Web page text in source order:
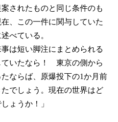
されたものと同じ条件のも
、この一件に関与していた
べている。
は短い脚注にまとめられる
ていたなら！ 東京の側から
ならば、原爆投下の1か月前
でしょう。現在の世界はど
ょうか！」